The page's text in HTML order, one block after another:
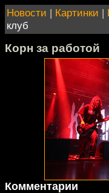
Новости | Картинки |
клуб
Корн за работой
Комментарии